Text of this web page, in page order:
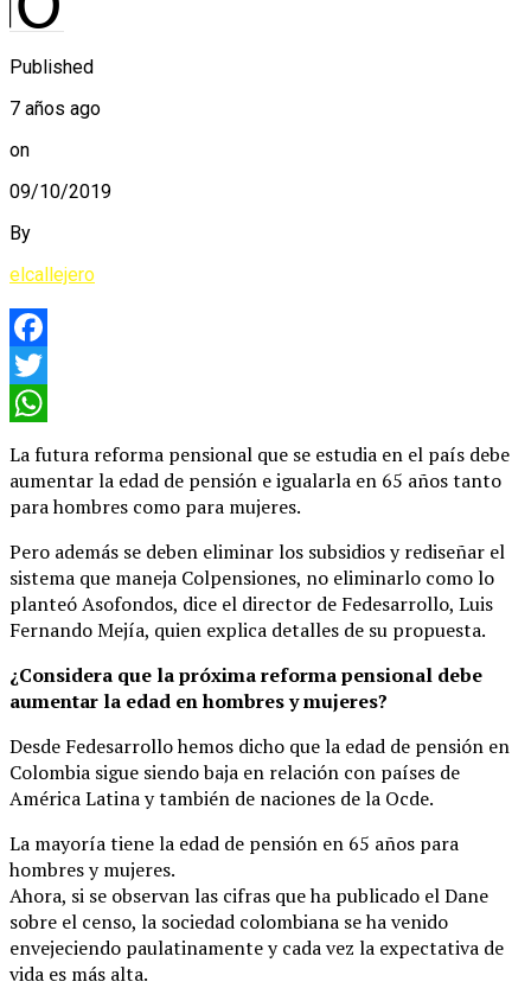
Published
7 años ago
on
09/10/2019
By
elcallejero
Facebook
Twitter
La futura reforma pensional que se estudia en el país debe
aumentar la edad de pensión e igualarla en 65 años tanto
para hombres como para mujeres.
Pero además se deben eliminar los subsidios y rediseñar el
sistema que maneja Colpensiones, no eliminarlo como lo
planteó Asofondos, dice el director de Fedesarrollo, Luis
Fernando Mejía, quien explica detalles de su propuesta.
¿Considera que la próxima reforma pensional debe
aumentar la edad en hombres y mujeres?
Desde Fedesarrollo hemos dicho que la edad de pensión en
Colombia sigue siendo baja en relación con países de
América Latina y también de naciones de la Ocde.
La mayoría tiene la edad de pensión en 65 años para
hombres y mujeres.
Ahora, si se observan las cifras que ha publicado el Dane
sobre el censo, la sociedad colombiana se ha venido
envejeciendo paulatinamente y cada vez la expectativa de
vida es más alta.